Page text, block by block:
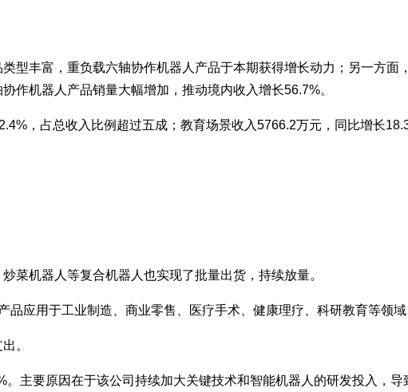
型丰富，重负载六轴协作机器人产品于本期获得增长动力；另一方面
作机器人产品销量大幅增加，推动境内收入增长56.7%。
，占总收入比例超过五成；教育场景收入5766.2万元，同比增长
菜机器人等复合机器人也实现了批量出货，持续放量。
应用于工业制造、商业零售、医疗手术、健康理疗、科研教育等领
。
主要原因在于该公司持续加大关键技术和智能机器人的研发投入，